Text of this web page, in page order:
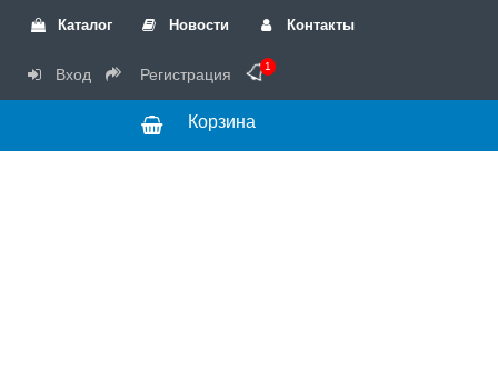
Каталог Новости Контакты
Вход Регистрация 1
Корзина